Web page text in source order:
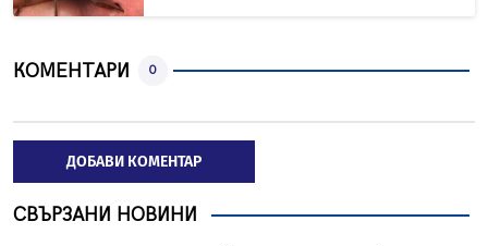
КОМЕНТАРИ 0
ДОБАВИ КОМЕНТАР
СВЪРЗАНИ НОВИНИ